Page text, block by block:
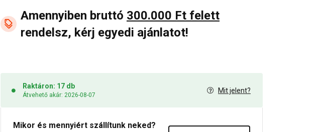
Amennyiben bruttó 300.000 Ft felett
rendelsz, kérj egyedi ajánlatot!
Raktáron: 17 db
Átvehető akár: 2026-08-07
Mit jelent?
Mikor és mennyiért szállítunk neked?